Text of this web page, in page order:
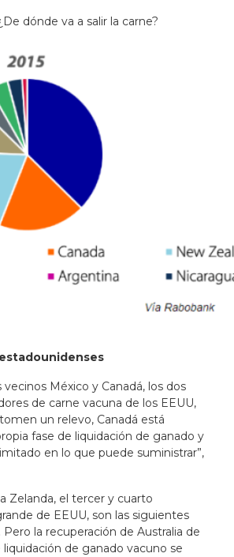
dónde va a salir la carne?
vecinos México y Canadá, los dos
de carne vacuna de los EEUU,
un relevo, Canadá está
fase de liquidación de ganado y
en lo que puede suministrar”,
Zelanda, el tercer y cuarto
de EEUU, son las siguientes
la recuperación de Australia de
liquidación de ganado vacuno se